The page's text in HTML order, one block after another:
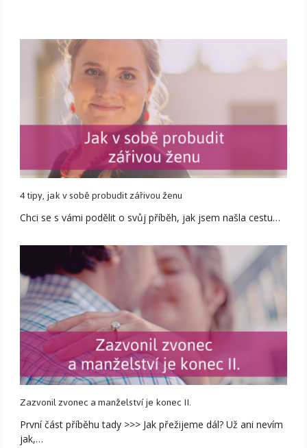
4 tipy, jak v sobě probudit zářivou ženu
Chci se s vámi podělit o svůj příběh, jak jsem našla cestu…
Zazvonil zvonec a manželství je konec II.
První část příběhu tady >>> Jak přežijeme dál? Už ani nevím
jak,…